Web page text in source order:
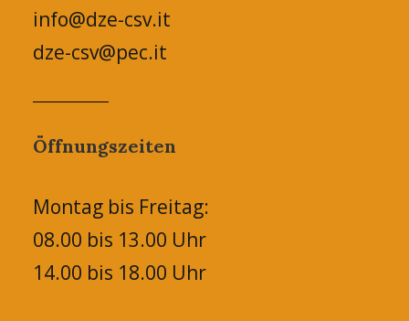
info@dze-csv.it
dze-csv@pec.it
Öffnungszeiten
Montag bis Freitag:
08.00 bis 13.00 Uhr
14.00 bis 18.00 Uhr